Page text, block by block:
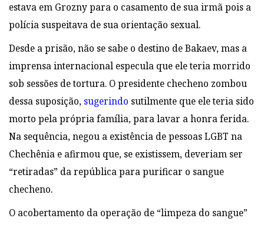
estava em Groznypara o casamento de sua irmã pois a
polícia suspeitava de sua orientação sexual.
Desde a prisão, não se sabe o destino de Bakaev, mas a
imprensa internacional especula que ele teria morrido
sob sessões de tortura. O presidente checheno zombou
dessa suposição, sugerindo sutilmente que ele teria sido
morto pela própria família, para lavar a honra ferida.
Na sequência, negou a existência de pessoas LGBT na
Chechênia e afirmou que, se existissem, deveriam ser
“retiradas” da república para purificar o sangue
checheno.
O acobertamento da operação de “limpeza do sangue”